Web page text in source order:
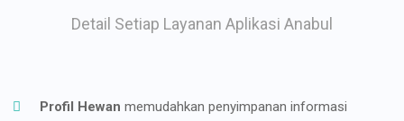
Detail Setiap Layanan Aplikasi Anabul
Profil Hewan memudahkan penyimpanan informasi